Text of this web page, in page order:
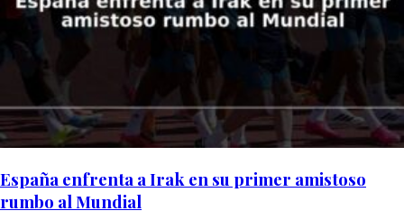
España enfrenta a Irak en su primer amistoso
rumbo al Mundial